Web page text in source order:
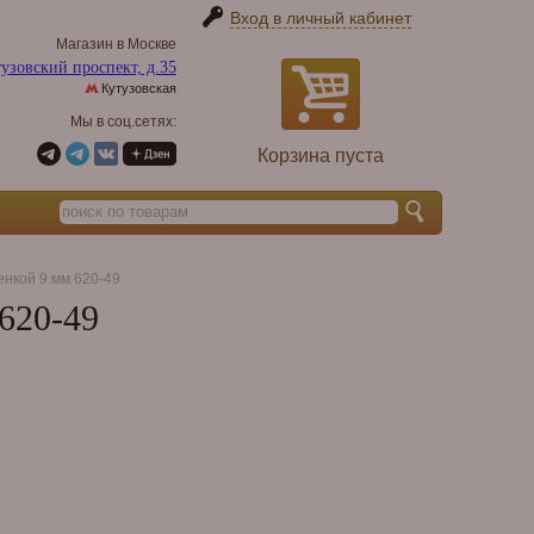
Вход в личный кабинет
Корзина пуста
Магазин в Москве
проспект, д.35
Кутузовская
Мы в соц.сетях:
9 мм 620-49
49